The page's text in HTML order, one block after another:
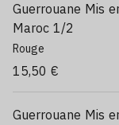
Guerrouane Mis
Maroc 1/2
Rouge
15,50 €
Guerrouane Mis